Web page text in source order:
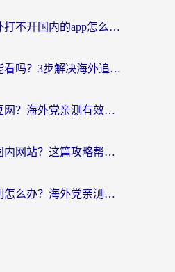
海外党必看：国外打不开国内的app怎么办？3步解决你的乡愁
优酷会员在海外能看吗？3步解决海外追剧难题，附实测好用加速器推荐
如何在国外看土豆网？海外党亲测有效的追剧加速器选择指南
人在国外打不开国内网站？这篇攻略帮你无缝解锁国内资源（附交管12123使用技巧）
香港优酷地区限制怎么办？海外党亲测有效的追剧解决方案